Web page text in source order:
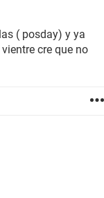
( posday) y ya
cre que no